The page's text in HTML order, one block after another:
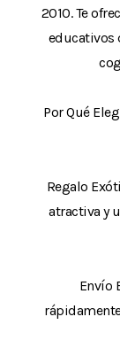
2010. Te
educativos
Por Qué
Regalo
atractiva y
Envío